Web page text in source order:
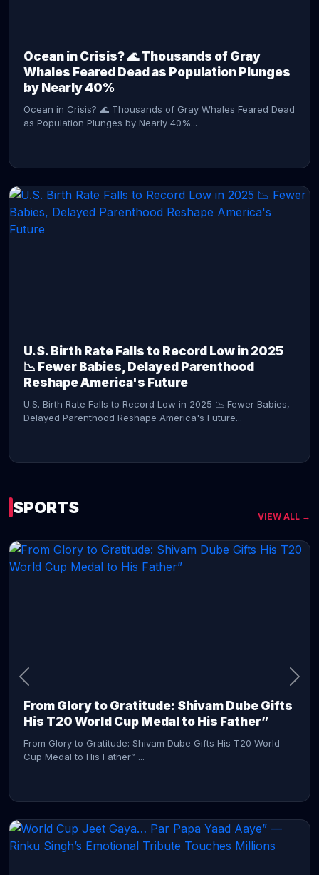
Ocean in Crisis? 🌊 Thousands of Gray
Whales Feared Dead as Population Plunges
by Nearly 40%
Ocean in Crisis? 🌊 Thousands of Gray Whales Feared Dead
as Population Plunges by Nearly 40%...
U.S. Birth Rate Falls to Record Low in 2025
📉 Fewer Babies, Delayed Parenthood
Reshape America's Future
U.S. Birth Rate Falls to Record Low in 2025 📉 Fewer Babies,
Delayed Parenthood Reshape America's Future...
SPORTS VIEW ALL →
From Glory to Gratitude: Shivam Dube Gifts
His T20 World Cup Medal to His Father”
From Glory to Gratitude: Shivam Dube Gifts His T20 World
Cup Medal to His Father” ...